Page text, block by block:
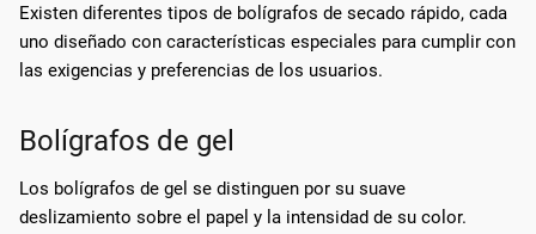
Existen diferentes tipos de bolígrafos de secado rápido, cada
uno diseñado con características especiales para cumplir con
las exigencias y preferencias de los usuarios.
Bolígrafos de gel
Los bolígrafos de gel se distinguen por su suave
deslizamiento sobre el papel y la intensidad de su color.